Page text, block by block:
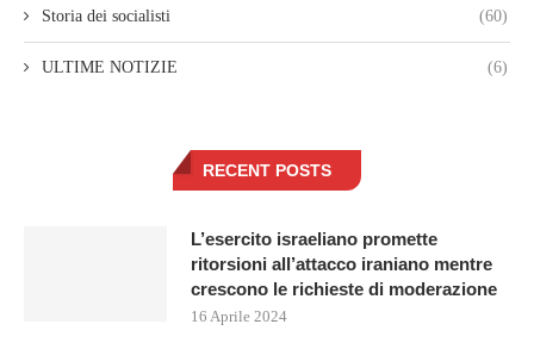
Storia dei socialisti (60)
ULTIME NOTIZIE (6)
RECENT POSTS
L’esercito israeliano promette
ritorsioni all’attacco iraniano mentre
crescono le richieste di moderazione
16 Aprile 2024